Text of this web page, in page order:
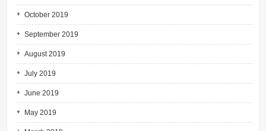
October 2019
September 2019
August 2019
July 2019
June 2019
May 2019